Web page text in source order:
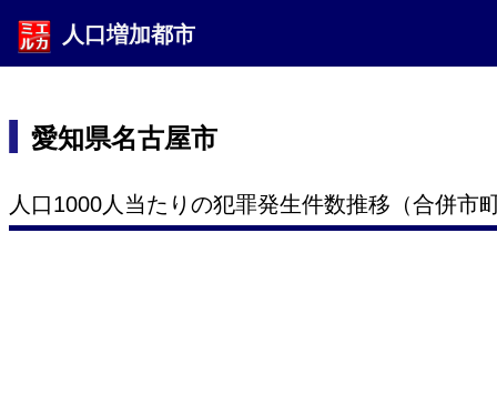
人口増加都市
愛知県名古屋市
人口1000人当たりの犯罪発生件数推移（合併市